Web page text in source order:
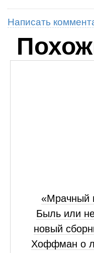
Написать
«Мрачный
Быль или
новый
Хоффман о